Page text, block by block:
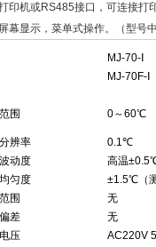
印机或RS485接口，可连接打
幕显示，菜单式操作。（型号
MJ-70-Ⅰ
MJ-70F-Ⅰ
围 0～60℃
辨率
0.1℃
动度
高温
匀度
±1.5℃（
围
无
差
无
压
AC220V